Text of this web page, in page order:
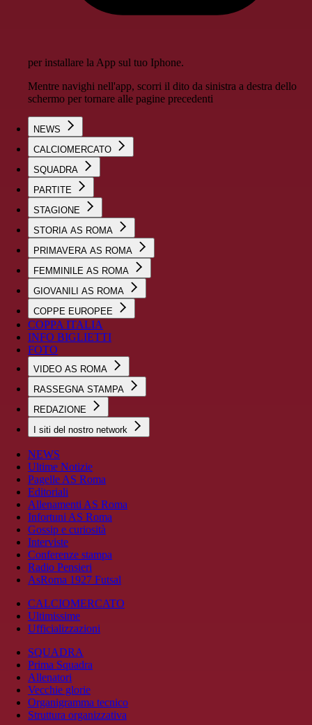
per installare la App sul tuo Iphone.
Mentre navighi nell'app, scorri il dito da sinistra a destra dello
schermo per tornare alle pagine precedenti
NEWS
CALCIOMERCATO
SQUADRA
PARTITE
STAGIONE
STORIA AS ROMA
PRIMAVERA AS ROMA
FEMMINILE AS ROMA
GIOVANILI AS ROMA
COPPE EUROPEE
COPPA ITALIA
INFO BIGLIETTI
FOTO
VIDEO AS ROMA
RASSEGNA STAMPA
REDAZIONE
I siti del nostro network
NEWS
Ultime Notizie
Pagelle AS Roma
Editoriali
Allenamenti AS Roma
Infortuni AS Roma
Gossip e curiosità
Interviste
Conferenze stampa
Radio Pensieri
AsRoma 1927 Futsal
CALCIOMERCATO
Ultimissime
Ufficializzazioni
SQUADRA
Prima Squadra
Allenatori
Vecchie glorie
Organigramma tecnico
Struttura organizzativa